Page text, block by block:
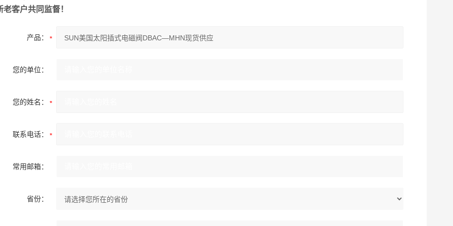
老客户共同监督！
产品：
您的单位：
您的姓名：
联系电话：
常用邮箱：
省份：